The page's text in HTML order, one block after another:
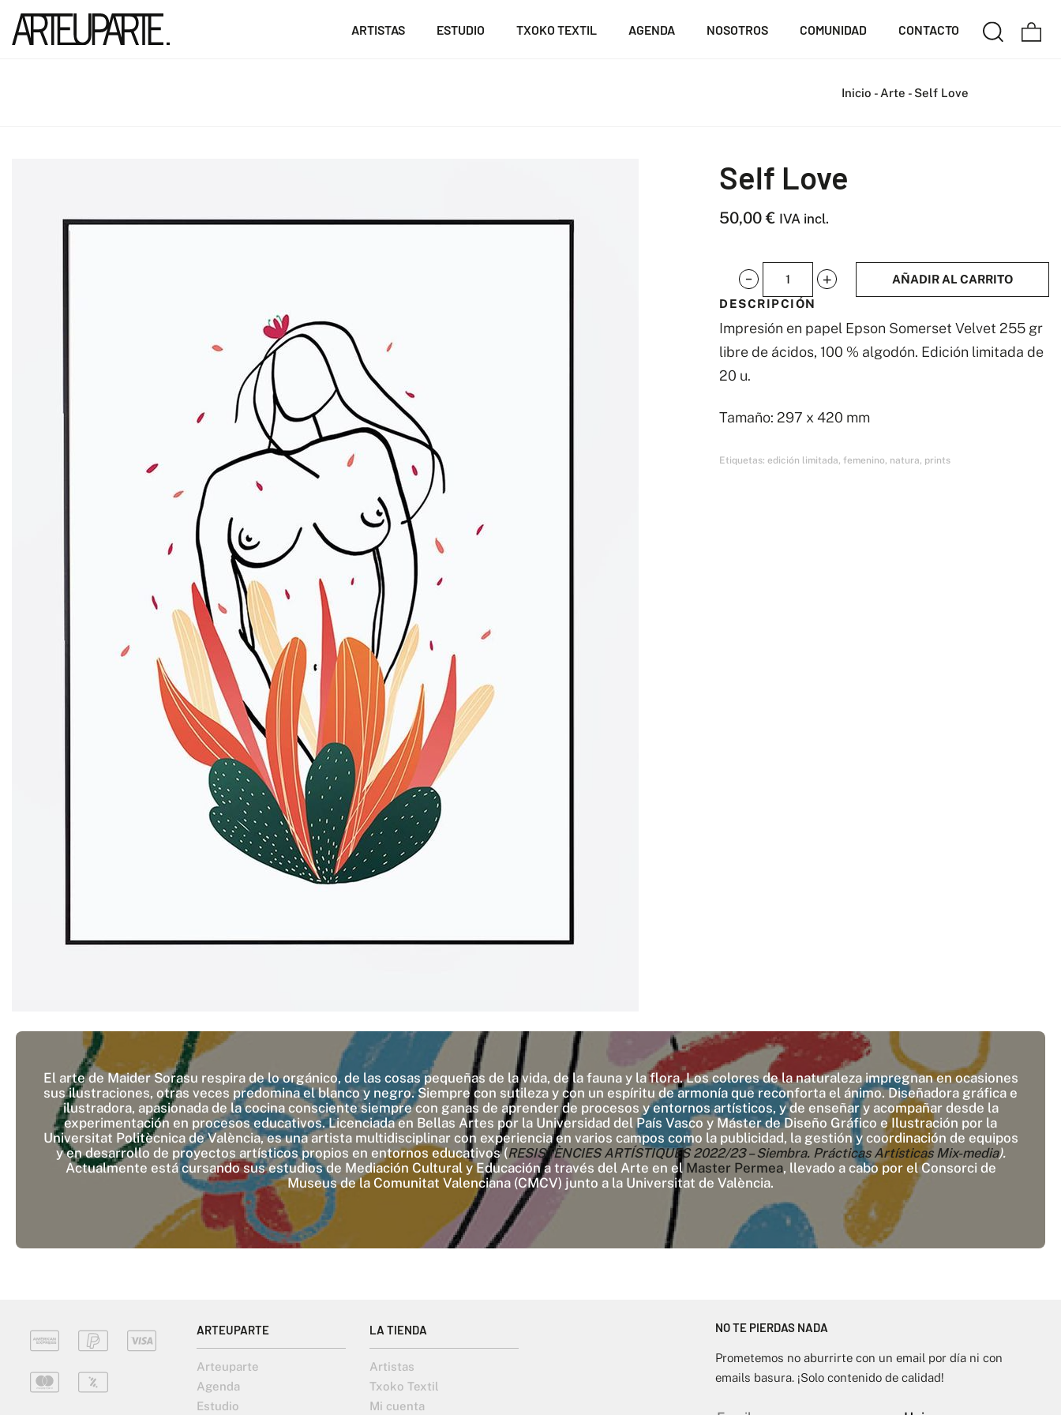
ARTISTAS ESTUDIO TXOKO TEXTIL AGENDA NOSOTROS COMUNIDAD CONTACTO
Inicio - Arte - Self Love
Self Love
50,00€ IVA incl.
Self
Love
cantidad
AÑADIR AL CARRITO
DESCRIPCIÓN
Impresión en papel Epson Somerset Velvet 255 gr
libre de ácidos, 100 % algodón. Edición limitada de
20 u.
Tamaño: 297 x 420 mm
Etiquetas: edición limitada, femenino, natura, prints
El arte de Maider Sorasu respira de lo orgánico, de las cosas pequeñas de la vida, de la fauna y la flora. Los colores de la naturaleza impregnan en ocasiones
sus ilustraciones, otras veces predomina el blanco y negro. Siempre con sutileza y con un espíritu de armonía que reconforta el ánimo. Diseñadora gráfica e
ilustradora, apasionada de la cocina consciente siempre con ganas de aprender de procesos y entornos artísticos, y de enseñar y acompañar desde la
experimentación en procesos educativos. Licenciada en Bellas Artes por la Universidad del País Vasco y Máster de Diseño Gráfico e Ilustración por la
Universitat Politècnica de València, es una artista multidisciplinar con experiencia en varios campos como la publicidad, la gestión y coordinación de equipos
y en desarrollo de proyectos artísticos propios en entornos educativos (RESISTÈNCIES ARTÍSTIQUES 2022/23 – Siembra. Prácticas Artísticas Mix-media).
Actualmente está cursando sus estudios de Mediación Cultural y Educación a través del Arte en elMaster Permea, llevado a cabo por el Consorci de
Museus de la Comunitat Valenciana (CMCV) junto a la Universitat de València.
ARTEUPARTE
Arteuparte
Agenda
Estudio
LA TIENDA
Artistas
Txoko Textil
Mi cuenta
NO TE PIERDAS NADA
Prometemos no aburrirte con un email por día ni con
emails basura. ¡Solo contenido de calidad!